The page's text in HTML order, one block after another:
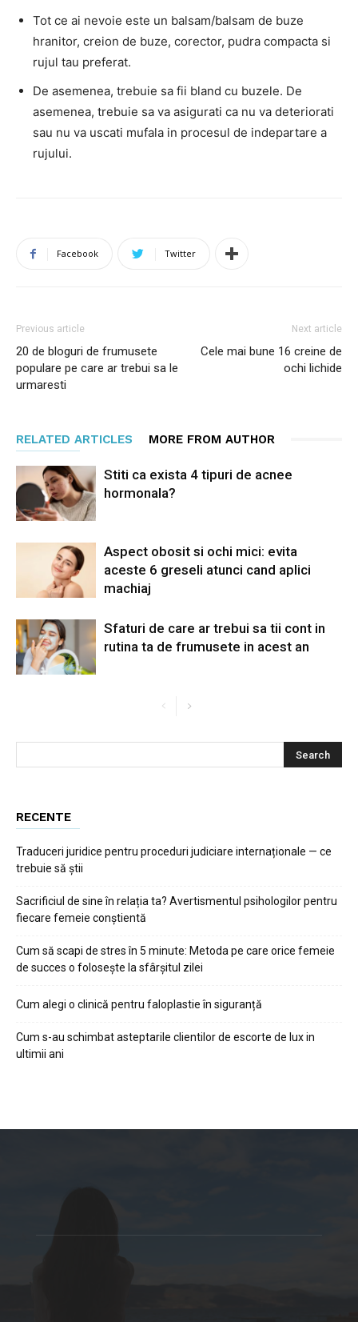
Tot ce ai nevoie este un balsam/balsam de buze
hranitor, creion de buze, corector, pudra compacta si
rujul tau preferat.
De asemenea, trebuie sa fii bland cu buzele. De
asemenea, trebuie sa va asigurati ca nu va deteriorati
sau nu va uscati mufala in procesul de indepartare a
rujului.
Facebook Twitter
Previous article
20 de bloguri de frumusete
populare pe care ar trebui sa le
urmaresti
Next article
Cele mai bune 16 creine de
ochi lichide
RELATED ARTICLES MORE FROM AUTHOR
Stiti ca exista 4 tipuri de acnee
hormonala?
Aspect obosit si ochi mici: evita
aceste 6 greseli atunci cand aplici
machiaj
Sfaturi de care ar trebui sa tii cont in
rutina ta de frumusete in acest an
RECENTE
Traduceri juridice pentru proceduri judiciare internaționale — ce
trebuie să știi
Sacrificiul de sine în relația ta? Avertismentul psihologilor pentru
fiecare femeie conștientă
Cum să scapi de stres în 5 minute: Metoda pe care orice femeie
de succes o folosește la sfârșitul zilei
Cum alegi o clinică pentru faloplastie în siguranță
Cum s-au schimbat asteptarile clientilor de escorte de lux in
ultimii ani